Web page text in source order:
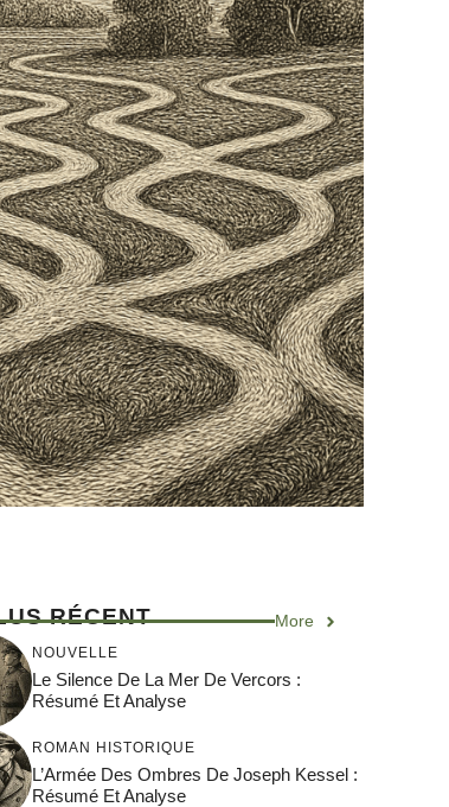
RÉCENT More
NOUVELLE
Le Silence De La Mer De Vercors :
Résumé Et Analyse
ROMAN HISTORIQUE
L’Armée Des Ombres De Joseph Kessel :
Résumé Et Analyse